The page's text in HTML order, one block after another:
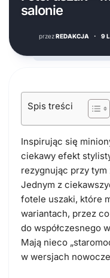
salonie
przezREDAKCJA · 9
Spis treści
Inspirując się
ciekawy efekt
rezygnując przy
Jednym z
fotele uszaki, które
wariantach, przez
do współczesnego
Mają nieco
w wersjach